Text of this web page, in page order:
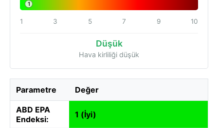
1
1 3 5 7 9 10
Düşük
Hava kirliliği düşük
Parametre Değer
ABD EPA
Endeksi:
1 (İyi)